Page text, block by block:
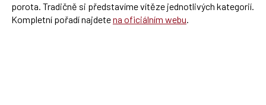
porota. Tradičně si představíme vítěze jednotlivých kategorií.
Kompletní pořadí najdetena oficiálním webu.